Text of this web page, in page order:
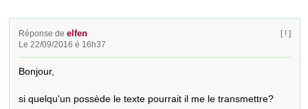
Réponse deelfen
Le 22/09/2016 é 16h37
[ ! ]
Bonjour,
si quelqu'un possède le texte pourrait il me le transmettre?